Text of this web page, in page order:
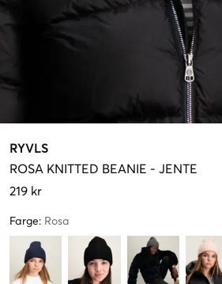
RYVLS
ROSA KNITTED BEANIE - JENTE
219 kr
Farge: Rosa